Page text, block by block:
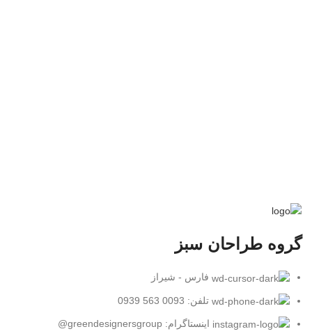
گروه طراحان سبز
فارس - شیراز
تلفن: 0093 563 0939
اینستاگرام: greendesignersgroup@